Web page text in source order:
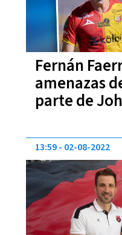
Fernán
amenazas
parte de
13:59 02-08-2022